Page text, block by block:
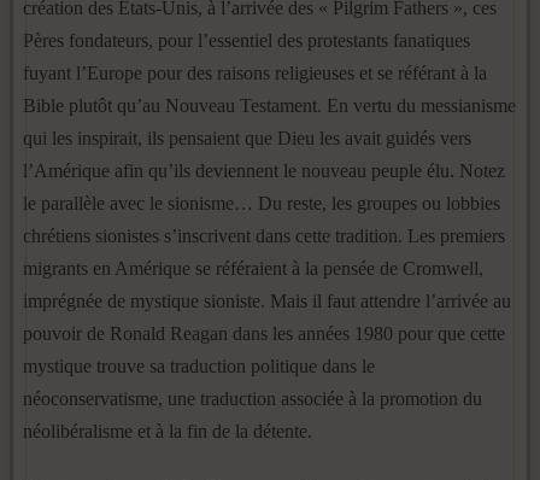
création des États-Unis, à l’arrivée des « Pilgrim Fathers », ces
Pères fondateurs, pour l’essentiel des protestants fanatiques
fuyant l’Europe pour des raisons religieuses et se référant à la
Bible plutôt qu’au Nouveau Testament. En vertu du messianisme
qui les inspirait, ils pensaient que Dieu les avait guidés vers
l’Amérique afin qu’ils deviennent le nouveau peuple élu. Notez
le parallèle avec le sionisme… Du reste, les groupes ou lobbies
chrétiens sionistes s’inscrivent dans cette tradition. Les premiers
migrants en Amérique se référaient à la pensée de Cromwell,
imprégnée de mystique sioniste. Mais il faut attendre l’arrivée au
pouvoir de Ronald Reagan dans les années 1980 pour que cette
mystique trouve sa traduction politique dans le
néoconservatisme, une traduction associée à la promotion du
néolibéralisme et à la fin de la détente.